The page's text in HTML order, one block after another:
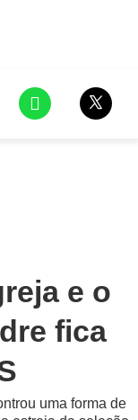
e o
fica
uma forma de